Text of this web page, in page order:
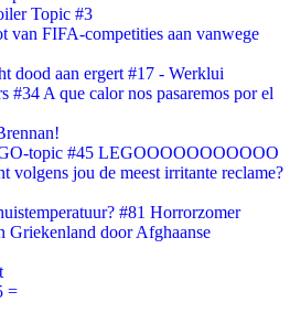
Topic #3
van FIFA-competities aan vanwege
dood aan ergert #17 - Werklui
#34 A que calor nos pasaremos por el
topic #45 LEGOOOOOOOOOOO
volgens jou de meest irritante reclame?
#81 Horrorzomer
Griekenland door Afghaanse
=